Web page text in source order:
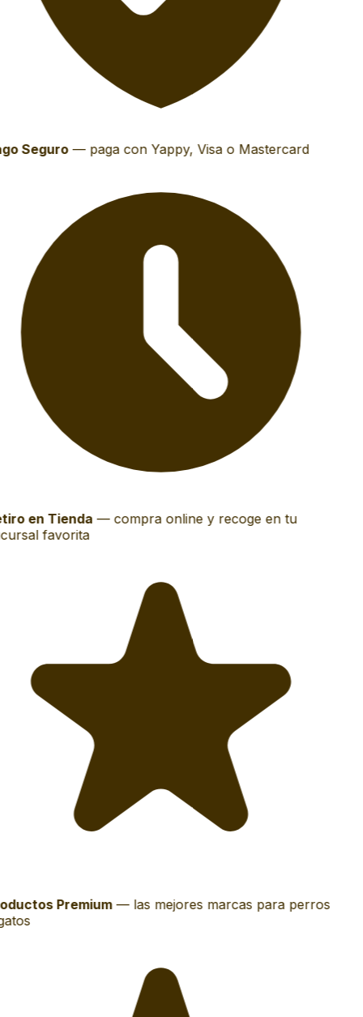
Seguro—paga con Yappy, Visa o Mastercard
en Tienda—compra online y recoge en tu
favorita
Premium—las mejores marcas para perros